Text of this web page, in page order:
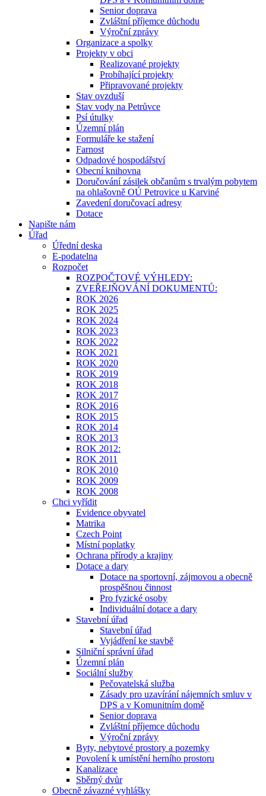
Senior doprava
Zvláštní příjemce důchodu
Výroční zprávy
Organizace a spolky
Projekty v obci
Realizované projekty
Probíhající projekty
Připravované projekty
Stav ovzduší
Stav vody na Petrůvce
Psí útulky
Územní plán
Formuláře ke stažení
Farnost
Odpadové hospodářství
Obecní knihovna
Doručování zásilek občanům s trvalým pobytem
na ohlašovně OÚ Petrovice u Karviné
Zavedení doručovací adresy
Dotace
Napište nám
Úřad
Úřední deska
E-podatelna
Rozpočet
ROZPOČTOVÉ VÝHLEDY:
ZVEŘEJŇOVÁNÍ DOKUMENTŮ:
ROK 2026
ROK 2025
ROK 2024
ROK 2023
ROK 2022
ROK 2021
ROK 2020
ROK 2019
ROK 2018
ROK 2017
ROK 2016
ROK 2015
ROK 2014
ROK 2013
ROK 2012:
ROK 2011
ROK 2010
ROK 2009
ROK 2008
Chci vyřídit
Evidence obyvatel
Matrika
Czech Point
Místní poplatky
Ochrana přírody a krajiny
Dotace a dary
Dotace na sportovní, zájmovou a obecně
prospěšnou činnost
Pro fyzické osoby
Individuální dotace a dary
Stavební úřad
Stavební úřad
Vyjádření ke stavbě
Silniční správní úřad
Územní plán
Sociální služby
Pečovatelská služba
Zásady pro uzavírání nájemních smluv v
DPS a v Komunitním domě
Senior doprava
Zvláštní příjemce důchodu
Výroční zprávy
Byty, nebytové prostory a pozemky
Povolení k umístění herního prostoru
Kanalizace
Sběrný dvůr
Obecně závazné vyhlášky